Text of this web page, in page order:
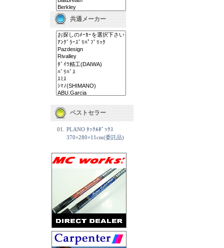
共通メーカー
ベストセラー
01.
PLANO ﾀｯｸﾙﾎﾞｯｸｽ
370×280×11cm(委託品)